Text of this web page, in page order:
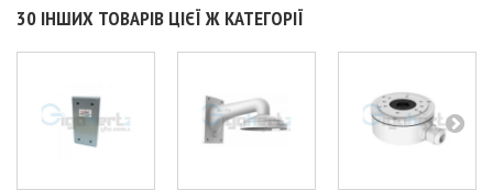
30 ІНШИХ ТОВАРІВ ЦІЄЇ Ж КАТЕГОРІЇ